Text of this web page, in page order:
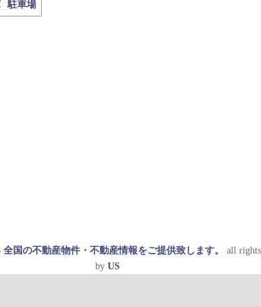
駐車場
全国の不動産物件・不動産情報をご提供致します。
all rights
by US